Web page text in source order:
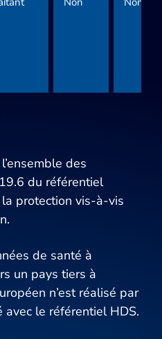
des
du référentiel
protection vis-à-vis
de santé à
un pays tiers à
n’est réalisé par
avec le référentiel HDS.